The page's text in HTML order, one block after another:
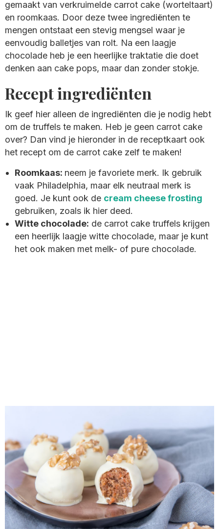
gemaakt van verkruimelde carrot cake (worteltaart)
en roomkaas. Door deze twee ingrediënten te
mengen ontstaat een stevig mengsel waar je
eenvoudig balletjes van rolt. Na een laagje
chocolade heb je een heerlijke traktatie die doet
denken aan cake pops, maar dan zonder stokje.
Recept ingrediënten
Ik geef hier alleen de ingrediënten die je nodig hebt
om de truffels te maken. Heb je geen carrot cake
over? Dan vind je hieronder in de receptkaart ook
het recept om de carrot cake zelf te maken!
Roomkaas: neem je favoriete merk. Ik gebruik
vaak Philadelphia, maar elk neutraal merk is
goed. Je kunt ook de cream cheese frosting
gebruiken, zoals ik hier deed.
Witte chocolade: de carrot cake truffels krijgen
een heerlijk laagje witte chocolade, maar je kunt
het ook maken met melk- of pure chocolade.